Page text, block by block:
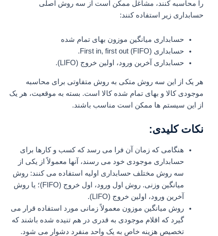
را محاسبه کنند، مشاغل ممکن است از سه روش اصلی
حسابداری زیر استفاده کنند:
حسابداری میانگین موزون بهای تمام شده
حسابداری First in, first out (FIFO).
حسابداری آخرین ورود، اولین خروج (LIFO).
هر یک از این سه روش متکی به روش متفاوتی برای محاسبه
موجودی کالا و بهای تمام شده کالا است. بسته به موقعیت، هر یک
از این سیستم ها ممکن است مناسب باشند.
نکات کلیدی:
هنگامی که زمان آن فرا می رسد که کسب و کارها برای
حسابداری موجودی خود می رسند، آنها معمولاً از یکی از
سه روش مختلف حسابداری اولیه استفاده می کنند: روش
میانگین وزنی. روش اول ورود، اول خروج (FIFO)؛ یا روش
آخرین ورود، اولین خروج (LIFO).
روش میانگین موزون معمولاً زمانی مورد استفاده قرار می
گیرد که اقلام موجودی به قدری در هم تنیده شده باشند که
تخصیص هزینه خاص به یک واحد منفرد دشوار می شود.